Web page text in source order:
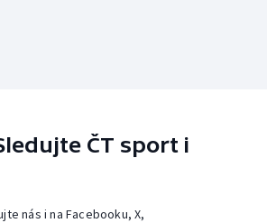
ČT sport i
nás i na Facebooku, X,